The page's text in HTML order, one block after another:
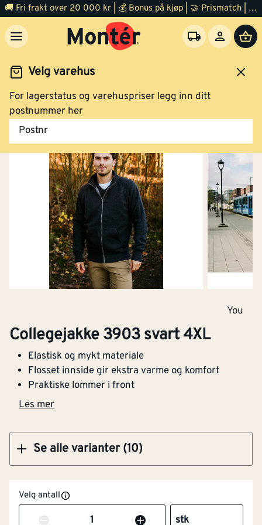
🚚 Fri frakt over 20 000 kr | 💰 Bonus på kjøp | 🤝 Prismatch | ⭐ 100% fornøyd garanti | 🏪 140 byggevarehus
Velg varehus
For lagerstatus og varehuspriser legg inn ditt
postnummer her
Postnr
og verneutstyr
You
Collegejakke 3903 svart 4XL
Elastisk og mykt materiale
Flosset innside gir ekstra varme og komfort
Praktiske lommer i front
Les mer
Se alle varianter (10)
Collegejakke 3903 svart 4XL
Kjøp
Collegejakke 3903 svart 5XL
Kjøp
Kjøp
Velg antall
Antall stk